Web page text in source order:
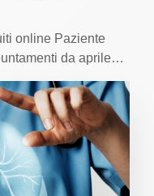
online Paziente
da aprile…